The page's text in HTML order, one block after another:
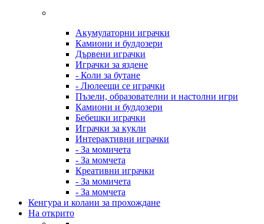
Акумулаторни играчки
Камиони и булдозери
Дървени играчки
Играчки за яздене
- Коли за бутане
- Люлеещи се играчки
Пъзели, образователни и настолни игри
Камиони и булдозери
Бебешки играчки
Играчки за кукли
Интерактивни играчки
- За момичета
- За момчета
Креативни играчки
- За момичета
- За момчета
Кенгура и колани за прохождане
На открито